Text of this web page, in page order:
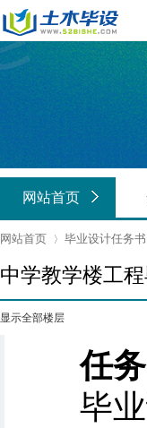
网站首页
网站首页
›
毕业设计任务书
中学教学楼工
显示全部楼层
任务
毕业